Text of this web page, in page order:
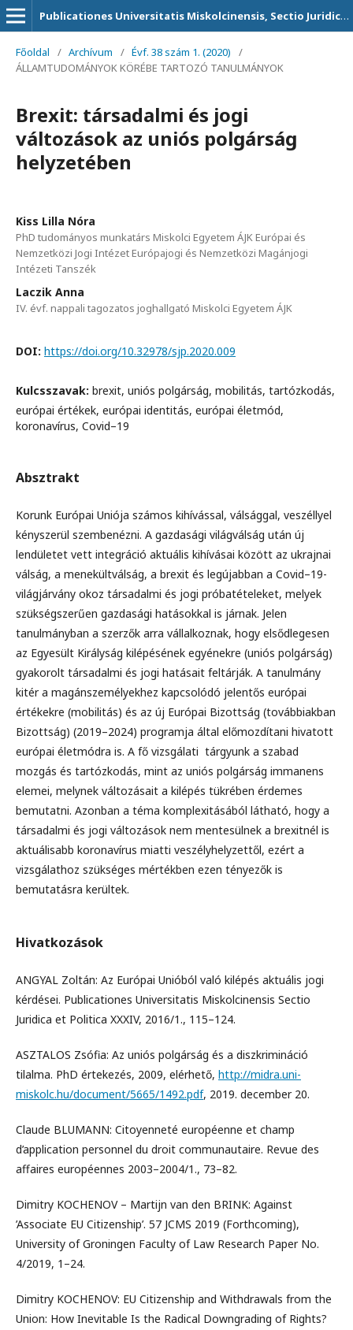
Publicationes Universitatis Miskolcinensis, Sectio Juridica et Politica
Főoldal / Archívum / Évf. 38 szám 1. (2020)
/
ÁLLAMTUDOMÁNYOK KÖRÉBE TARTOZÓ TANULMÁNYOK
Brexit: társadalmi és jogi
változások az uniós polgárság
helyzetében
Kiss Lilla Nóra
PhD tudományos munkatárs Miskolci Egyetem ÁJK Európai és
Nemzetközi Jogi Intézet Európajogi és Nemzetközi Magánjogi
Intézeti Tanszék
Laczik Anna
IV. évf. nappali tagozatos joghallgató Miskolci Egyetem ÁJK
DOI: https://doi.org/10.32978/sjp.2020.009
Kulcsszavak: brexit, uniós polgárság, mobilitás, tartózkodás,
európai értékek, európai identitás, európai életmód,
koronavírus, Covid–19
Absztrakt
Korunk Európai Uniója számos kihívással, válsággal, veszéllyel
kényszerül szembenézni. A gazdasági világválság után új
lendületet vett integráció aktuális kihívásai között az ukrajnai
válság, a menekültválság, a brexit és legújabban a Covid–19-
világjárvány okoz társadalmi és jogi próbatételeket, melyek
szükségszerűen gazdasági hatásokkal is járnak. Jelen
tanulmányban a szerzők arra vállalkoznak, hogy elsődlegesen
az Egyesült Királyság kilépésének egyénekre (uniós polgárság)
gyakorolt társadalmi és jogi hatásait feltárják. A tanulmány
kitér a magánszemélyekhez kapcsolódó jelentős európai
értékekre (mobilitás) és az új Európai Bizottság (továbbiakban
Bizottság) (2019–2024) programja által előmozdítani hivatott
európai életmódra is. A fő vizsgálati tárgyunk a szabad
mozgás és tartózkodás, mint az uniós polgárság immanens
elemei, melynek változásait a kilépés tükrében érdemes
bemutatni. Azonban a téma komplexitásából látható, hogy a
társadalmi és jogi változások nem mentesülnek a brexitnél is
aktuálisabb koronavírus miatti veszélyhelyzettől, ezért a
vizsgálathoz szükséges mértékben ezen tényezők is
bemutatásra kerültek.
Hivatkozások
ANGYAL Zoltán: Az Európai Unióból való kilépés aktuális jogi
kérdései. Publicationes Universitatis Miskolcinensis Sectio
Juridica et Politica XXXIV, 2016/1., 115–124.
ASZTALOS Zsófia: Az uniós polgárság és a diszkrimináció
tilalma. PhD értekezés, 2009, elérhető, http://midra.uni-
miskolc.hu/document/5665/1492.pdf, 2019. december 20.
Claude BLUMANN: Citoyenneté européenne et champ
d’application personnel du droit communautaire. Revue des
affaires européennes 2003–2004/1., 73–82.
Dimitry KOCHENOV – Martijn van den BRINK: Against
’Associate EU Citizenship’. 57 JCMS 2019 (Forthcoming),
University of Groningen Faculty of Law Research Paper No.
4/2019, 1–24.
Dimitry KOCHENOV: EU Citizenship and Withdrawals from the
Union: How Inevitable Is the Radical Downgrading of Rights?